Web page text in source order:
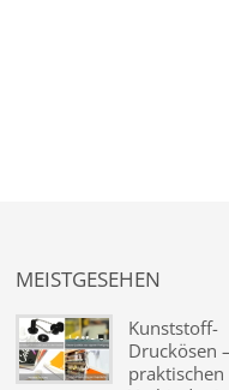
MEISTGESEHEN
Kunststoff-
Druckösen
praktischen